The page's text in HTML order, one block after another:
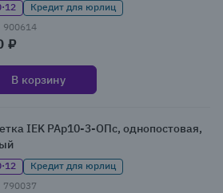
Кредит для юрлиц
900614
₽
В корзину
IEK РАр10-3-ОПс, однопостовая,
Кредит для юрлиц
790037